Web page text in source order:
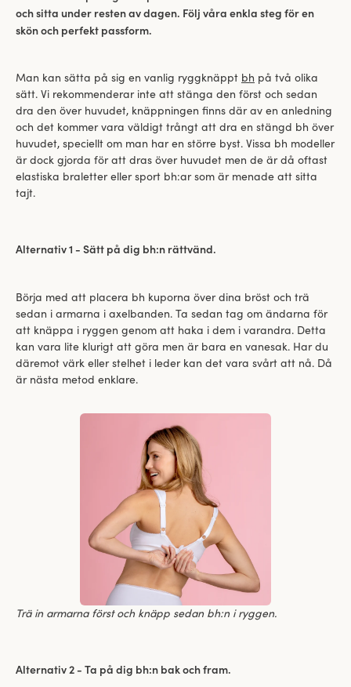
och sitta under resten av dagen. Följ våra enkla steg för en
skön och perfekt passform.
Man kan sätta på sig en vanlig ryggknäppt bh på två olika
sätt. Vi rekommenderar inte att stänga den först och sedan
dra den över huvudet, knäppningen finns där av en anledning
och det kommer vara väldigt trångt att dra en stängd bh över
huvudet, speciellt om man har en större byst. Vissa bh modeller
är dock gjorda för att dras över huvudet men de är då oftast
elastiska braletter eller sport bh:ar som är menade att sitta
tajt.
Alternativ 1 - Sätt på dig bh:n rättvänd.
Börja med att placera bh kuporna över dina bröst och trä
sedan i armarna i axelbanden. Ta sedan tag om ändarna för
att knäppa i ryggen genom att haka i dem i varandra. Detta
kan vara lite klurigt att göra men är bara en vanesak. Har du
däremot värk eller stelhet i leder kan det vara svårt att nå. Då
är nästa metod enklare.
Trä in armarna först och knäpp sedan bh:n i ryggen.
Alternativ 2 - Ta på dig bh:n bak och fram.